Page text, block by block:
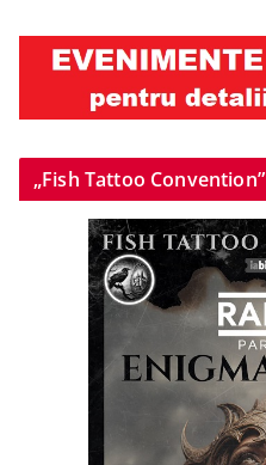
„Fish Tattoo Convention”